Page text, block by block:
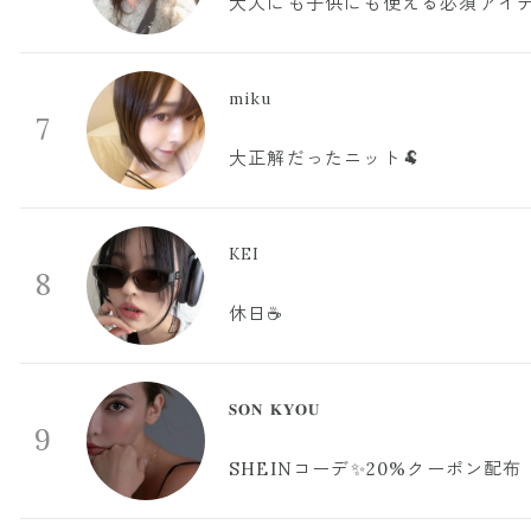
7
miku
大正解だったニット🐏
8
KEI
休日☕️
9
𝐒𝐎𝐍 𝐊𝐘𝐎𝐔
SHEINコーデ✨20%クーポン配布